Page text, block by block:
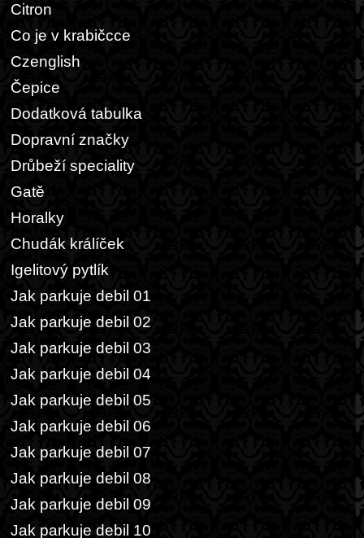
Citron
Co je v krabičcce
Czenglish
Čepice
Dodatková tabulka
Dopravní značky
Drůbeží speciality
Gatě
Horalky
Chudák králíček
Igelitový pytlík
Jak parkuje debil 01
Jak parkuje debil 02
Jak parkuje debil 03
Jak parkuje debil 04
Jak parkuje debil 05
Jak parkuje debil 06
Jak parkuje debil 07
Jak parkuje debil 08
Jak parkuje debil 09
Jak parkuje debil 10